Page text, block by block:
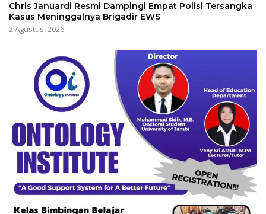
Chris Januardi Resmi Dampingi Empat Polisi Tersangka
Kasus Meninggalnya Brigadir EWS
2 Agustus, 2026